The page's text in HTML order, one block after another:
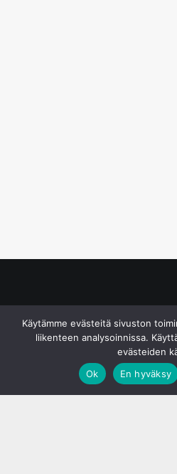
Käytämme evästeitä sivuston
liikenteen analysoinnissa.
evästeiden
Ok
En hyväksy